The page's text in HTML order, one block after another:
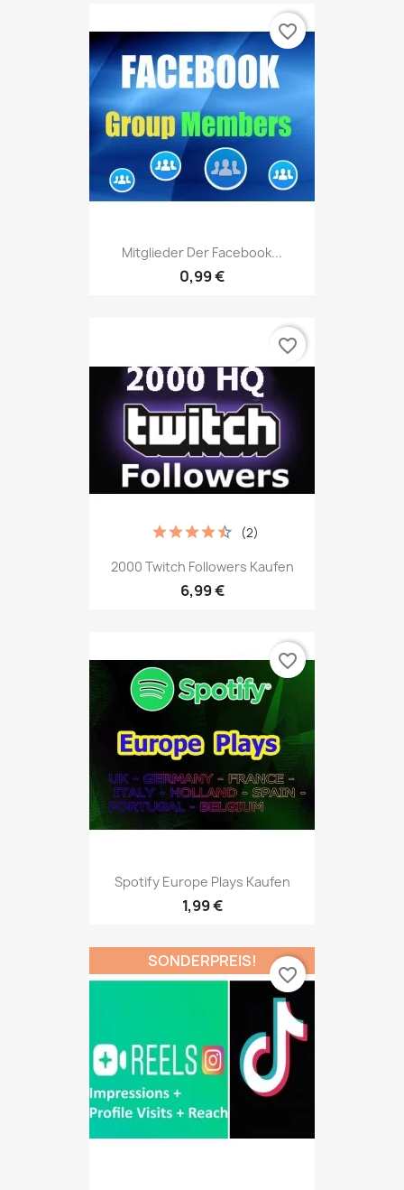
Mitglieder Der Facebook...
0,99 €
favorite_border
2000 Twitch Followers Kaufen
6,99 €
(2)
favorite_border
Spotify Europe Plays Kaufen
1,99 €
favorite_border
SONDERPREIS!
favorite_border